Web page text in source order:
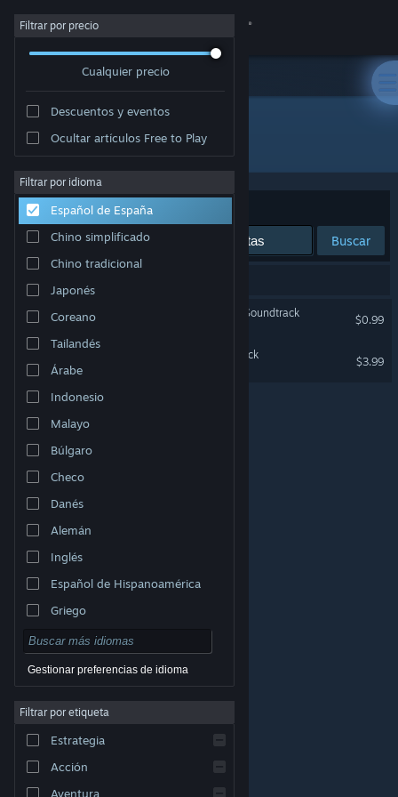
Iniciar sesión
Acerca de
Soporte
Cambiar idioma
Descargar Steam Mobile
Ver versión clásica
© Valve Corporation. Todos los derechos reservados.
respectivos dueños en EE. UU. y otros países.
Acuerdo de Suscriptor a Steam
Cookies
Filtrar por precio
Cualquier precio
Descuentos y eventos
Ocultar artículos Free to Play
Filtrar por idioma
Español de España
Chino simplificado
Chino tradicional
Japonés
Coreano
Tailandés
Árabe
Indonesio
Malayo
Búlgaro
Checo
Danés
Alemán
Inglés
Español de Hispanoamérica
Griego
Gestionar preferencias de idioma
Filtrar por etiqueta
Estrategia
Acción
Aventura
Desarrollador: Tom Stoffel
Ordenar por Relevancia
Buscar
Blade Symphony Original Soundtrack
$0.99
Galacide Original Soundtrack
$3.99